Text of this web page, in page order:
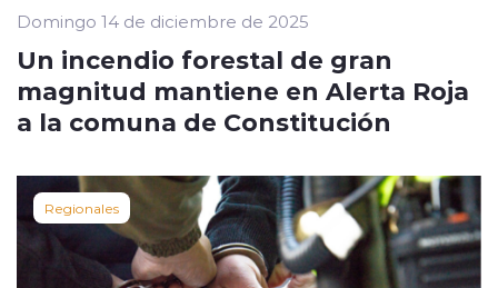
Domingo 14 de diciembre de 2025
Un incendio forestal de gran
magnitud mantiene en Alerta Roja
a la comuna de Constitución
Regionales